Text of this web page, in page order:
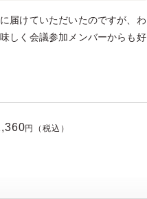
届けていただいたのですが、わ
しく会議参加メンバーからも好
円（税込）